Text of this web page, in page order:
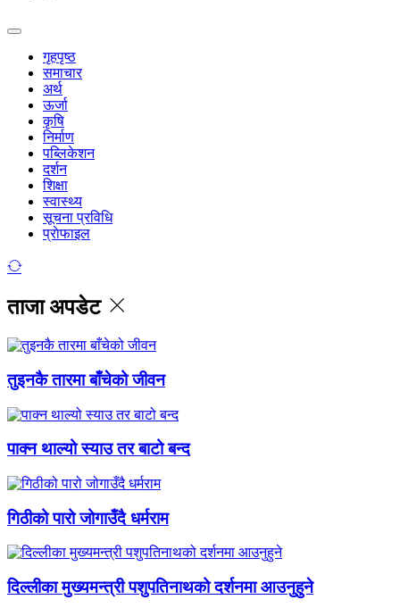
गृहपृष्ठ
समाचार
अर्थ
ऊर्जा
कृषि
निर्माण
पब्लिकेशन
दर्शन
शिक्षा
स्वास्थ्य
सूचना प्रविधि
प्राेफाइल
ताजा अपडेट
तुइनकै तारमा बाँचेको जीवन
पाक्न थाल्यो स्याउ तर बाटो बन्द
गिठीको पारो जोगाउँदै धर्मराम
दिल्लीका मुख्यमन्त्री पशुपतिनाथको दर्शनमा आउनुहुने